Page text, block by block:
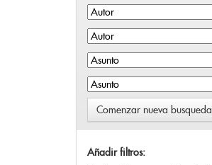
Comenzar nueva busqueda
Añadir filtros: